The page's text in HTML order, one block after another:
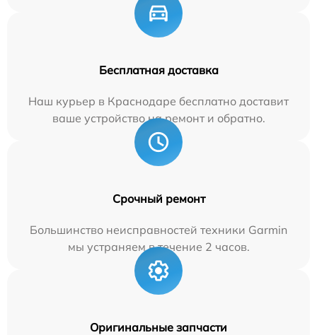
Бесплатная доставка
Наш курьер в Краснодаре бесплатно доставит
ваше устройство на ремонт и обратно.
Срочный ремонт
Большинство неисправностей техники Garmin
мы устраняем в течение 2 часов.
Оригинальные запчасти